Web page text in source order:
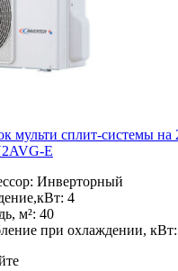
мульти сплит-системы на
E
Инверторный
4
м²: 40
при охлаждении,